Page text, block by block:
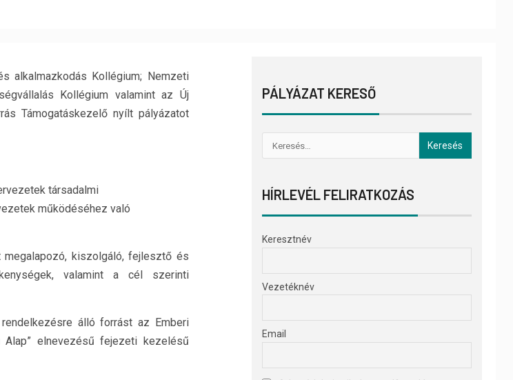
alkalmazkodás Kollégium; Nemzeti
Kollégium valamint az Új
Támogatáskezelő nyílt pályázatot
társadalmi
működéséhez való
kiszolgáló, fejlesztő és
valamint a cél szerinti
álló forrást az Emberi
Alap” elnevezésű fejezeti kezelésű
PÁLYÁZAT KERESŐ
HÍRLEVÉL FELIRATKOZÁS
Keresztnév
Vezetéknév
Email